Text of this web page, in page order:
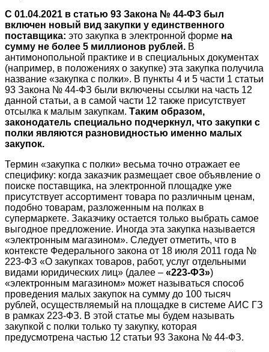
С 01.04.2021 в статью 93 Закона № 44-ФЗ был
включен новый вид закупки у единственного
поставщика: это закупка в электронной форме на
сумму не более 5 миллионов рублей. В
антимонопольной практике и в специальных документах
(например, в положениях о закупке) эта закупка получила
название «закупка с полки». В пункты 4 и 5 части 1 статьи
93 Закона № 44-ФЗ были включены ссылки на часть 12
данной статьи, а в самой части 12 также присутствует
отсылка к малым закупкам. Таким образом,
законодатель специально подчеркнул, что закупки с
полки являются разновидностью именно малых
закупок.
Термин «закупка с полки» весьма точно отражает ее
специфику: когда заказчик размещает свое объявление о
поиске поставщика, на электронной площадке уже
присутствует ассортимент товара по различным ценам,
подобно товарам, разложенным на полках в
супермаркете. Заказчику остается только выбрать самое
выгодное предложение. Иногда эта закупка называется
«электронным магазином». Следует отметить, что в
контексте Федерального закона от 18 июля 2011 года №
223-ФЗ «О закупках товаров, работ, услуг отдельными
видами юридических лиц» (далее – «223-ФЗ»)
«электронным магазином» может называться способ
проведения малых закупок на сумму до 100 тысяч
рублей, осуществляемый на площадке в системе АИС ГЗ
в рамках 223-ФЗ. В этой статье мы будем называть
закупкой с полки только ту закупку, которая
предусмотрена частью 12 статьи 93 Закона № 44-ФЗ.